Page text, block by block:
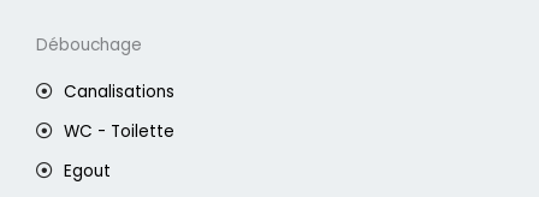
Débouchage
Canalisations
WC - Toilette
Egout